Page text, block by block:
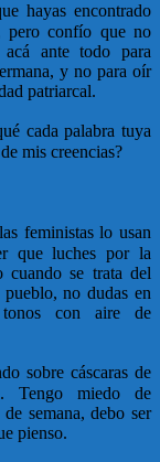
hayas encontrado
pero confío que no
ante todo para
y no para oír
patriarcal.
cada palabra tuya
mis creencias?
feministas lo usan
que luches por la
cuando se trata del
no dudas en
con aire de
sobre cáscaras de
Tengo miedo de
semana, debo ser
pienso.